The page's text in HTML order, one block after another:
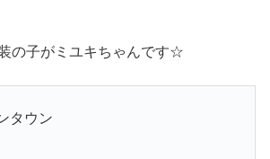
の子がミユキちゃんです☆
タウン